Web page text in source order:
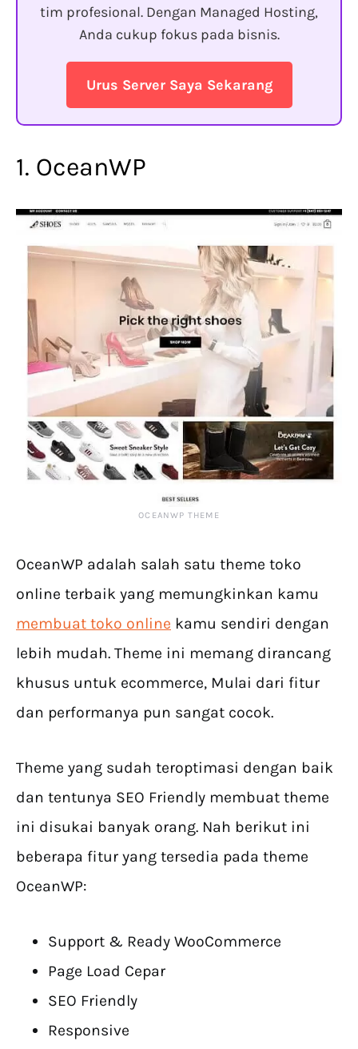
tim profesional. Dengan Managed Hosting,
Anda cukup fokus pada bisnis.
Urus Server Saya Sekarang
1. OceanWP
OCEANWP THEME
OceanWP adalah salah satu theme toko
online terbaik yang memungkinkan kamu
membuat toko online kamu sendiri dengan
lebih mudah. Theme ini memang dirancang
khusus untuk ecommerce, Mulai dari fitur
dan performanya pun sangat cocok.
Theme yang sudah teroptimasi dengan baik
dan tentunya SEO Friendly membuat theme
ini disukai banyak orang. Nah berikut ini
beberapa fitur yang tersedia pada theme
OceanWP:
Support & Ready WooCommerce
Page Load Cepar
SEO Friendly
Responsive